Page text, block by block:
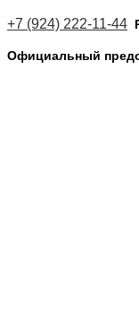
+7 (924) 222-11-44
Официальный